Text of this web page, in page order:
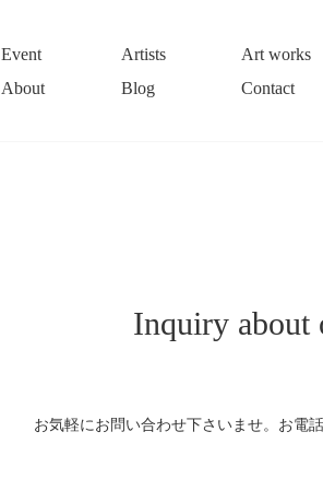
Event Artists Art works
About Blog Contact
Inquiry about
お気軽にお問い合わせ下さいませ。お電